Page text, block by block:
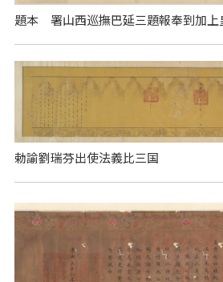
題本 署山西巡撫巴延三題報奉到加上
勅諭劉瑞芬出使法義比三国